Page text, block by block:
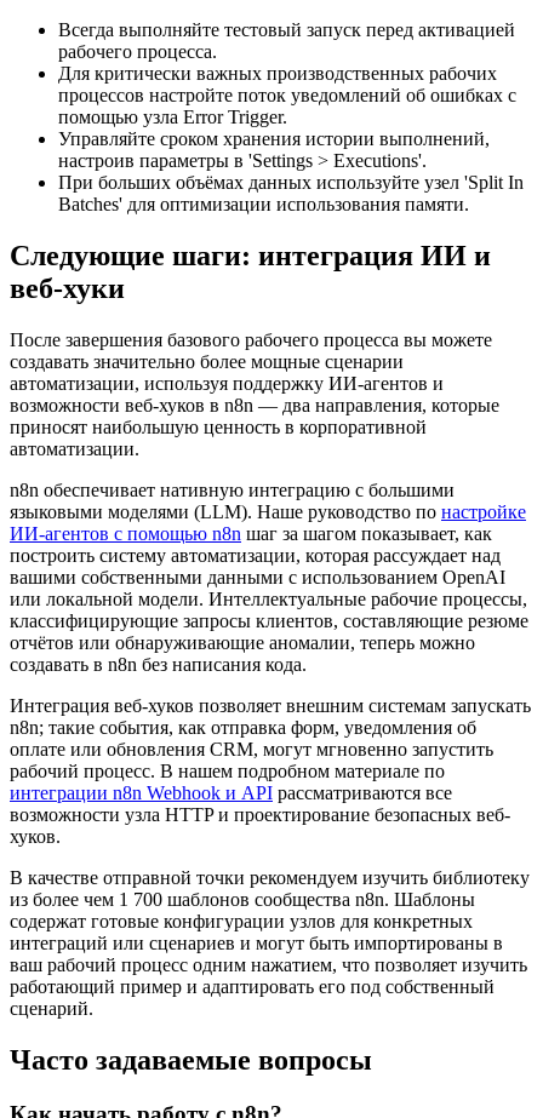
Всегда выполняйте тестовый запуск перед активацией
рабочего процесса.
Для критически важных производственных рабочих
процессов настройте поток уведомлений об ошибках с
помощью узла Error Trigger.
Управляйте сроком хранения истории выполнений,
настроив параметры в 'Settings > Executions'.
При больших объёмах данных используйте узел 'Split In
Batches' для оптимизации использования памяти.
Следующие шаги: интеграция ИИ и
веб-хуки
После завершения базового рабочего процесса вы можете
создавать значительно более мощные сценарии
автоматизации, используя поддержку ИИ-агентов и
возможности веб-хуков в n8n — два направления, которые
приносят наибольшую ценность в корпоративной
автоматизации.
n8n обеспечивает нативную интеграцию с большими
языковыми моделями (LLM). Наше руководство по настройке
ИИ-агентов с помощью n8n шаг за шагом показывает, как
построить систему автоматизации, которая рассуждает над
вашими собственными данными с использованием OpenAI
или локальной модели. Интеллектуальные рабочие процессы,
классифицирующие запросы клиентов, составляющие резюме
отчётов или обнаруживающие аномалии, теперь можно
создавать в n8n без написания кода.
Интеграция веб-хуков позволяет внешним системам запускать
n8n; такие события, как отправка форм, уведомления об
оплате или обновления CRM, могут мгновенно запустить
рабочий процесс. В нашем подробном материале по
интеграции n8n Webhook и API рассматриваются все
возможности узла HTTP и проектирование безопасных веб-
хуков.
В качестве отправной точки рекомендуем изучить библиотеку
из более чем 1 700 шаблонов сообщества n8n. Шаблоны
содержат готовые конфигурации узлов для конкретных
интеграций или сценариев и могут быть импортированы в
ваш рабочий процесс одним нажатием, что позволяет изучить
работающий пример и адаптировать его под собственный
сценарий.
Часто задаваемые вопросы